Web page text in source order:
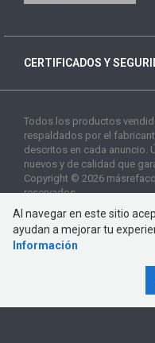
CERTIFICADOS Y
Todos los productos
respaldados por el
descritos en cada anuncio.
nuevos y de calidad que
Copyright © 2026
reservados
Al navegar en este sitio
ayudan a mejorar tu
Información